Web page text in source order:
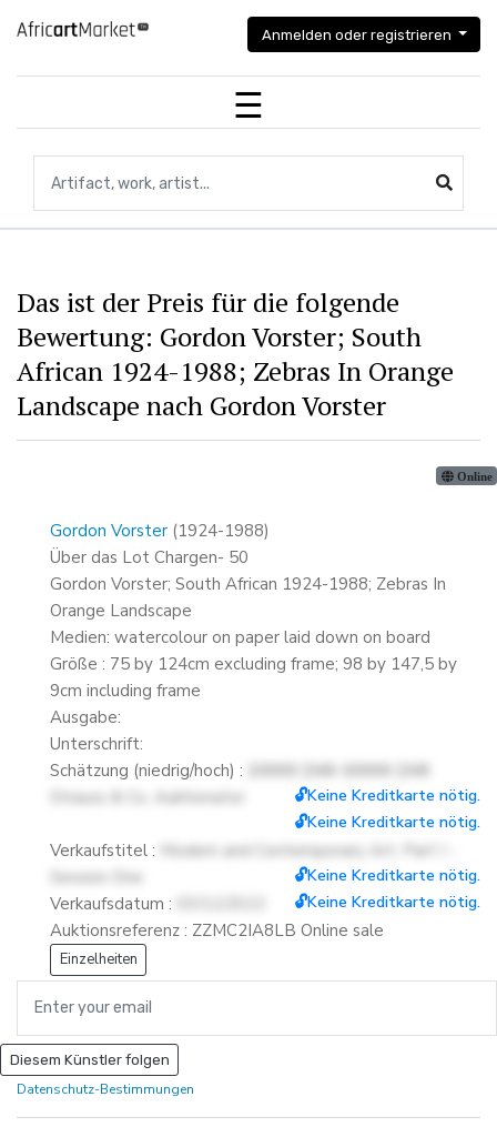
Anmelden oder registrieren
Das ist der Preis für die folgende
Bewertung: Gordon Vorster; South
African 1924-1988; Zebras In Orange
Landscape nach Gordon Vorster
Online
Gordon Vorster (1924-1988)
Über das Lot Chargen- 50
Gordon Vorster; South African 1924-1988; Zebras In
Orange Landscape
Medien: watercolour on paper laid down on board
Größe : 75 by 124cm excluding frame; 98 by 147,5 by
9cm including frame
Ausgabe:
Unterschrift:
Schätzung (niedrig/hoch) :
🔓Keine Kreditkarte nötig.
Strauss & Co, Auktionator
🔓Keine Kreditkarte nötig.
Verkaufstitel :
Modern and Contemporary Art, Part I -
🔓Keine Kreditkarte nötig.
Verkaufsdatum : 🔓Keine Kreditkarte nötig.
Auktionsreferenz : ZZMC2IA8LB Online sale
Einzelheiten
Diesem Künstler folgen
Datenschutz-Bestimmungen